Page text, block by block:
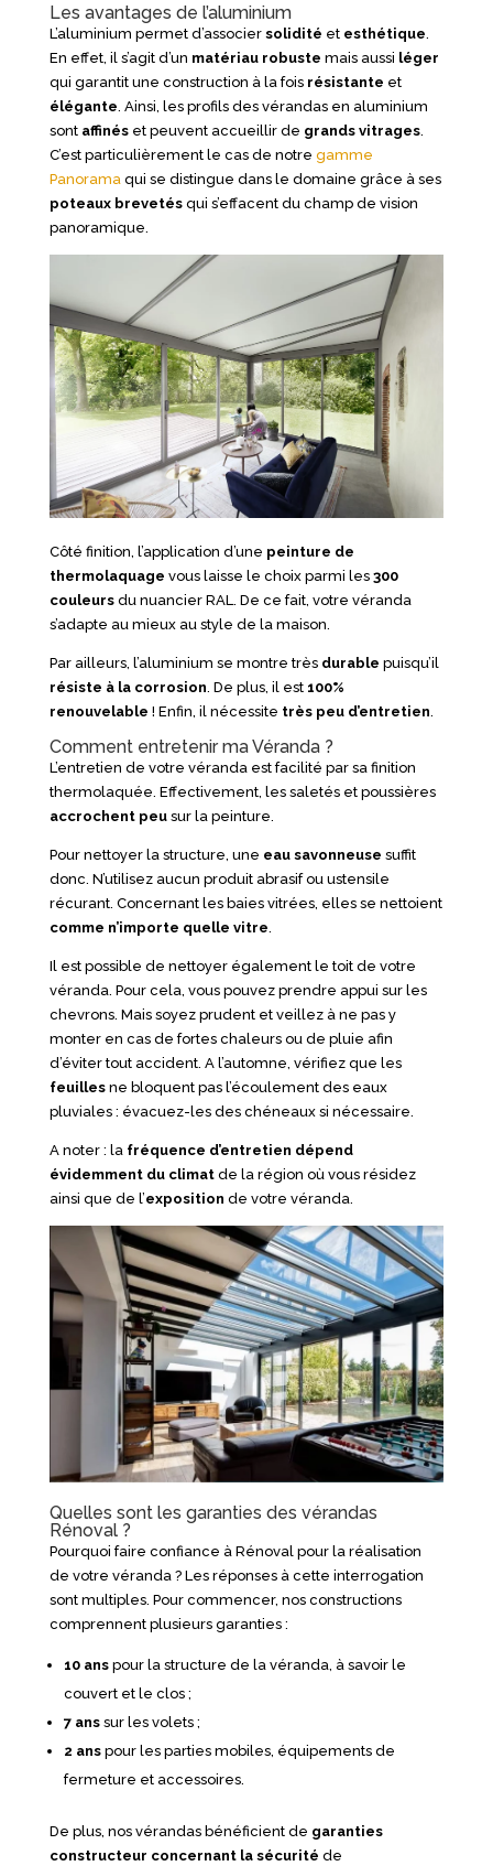
Les avantages de l’aluminium
L’aluminium permet d’associer solidité et esthétique
En effet, il s’agit d’un matériau robuste mais aussi léger
qui garantit une construction à la fois résistante et
élégante . Ainsi, les profils des vérandas en aluminium
sont affinéset peuvent accueillir de grands vitrages.
C’est particulièrement le cas de notre gamme
Panorama qui se distingue dans le domaine grâce à ses
poteaux brevetésqui s’effacent du champ de vision
panoramique.
Côté finition, l’application d’une peinture de
thermolaquage vous laisse le choix parmi les 300
couleursdu nuancier RAL. De ce fait, votre véranda
s’adapte au mieux au style de la maison.
Par ailleurs, l’aluminium se montre très durable puisqu’il
résiste à la corrosion . De plus, il est 100%
renouvelable ! Enfin, il nécessite très peu d’entretien
Comment entretenir ma Véranda ?
L’entretien de votre véranda est facilité par sa finition
thermolaquée. Effectivement, les saletés et poussières
accrochent peusur la peinture.
Pour nettoyer la structure, une eau savonneuse suffit
donc. N’utilisez aucun produit abrasif ou ustensile
récurant. Concernant les baies vitrées, elles se nettoient
comme n’importe quelle vitre
Il est possible de nettoyer également le toit de votre
véranda. Pour cela, vous pouvez prendre appui sur les
chevrons. Mais soyez prudent et veillez à ne pas y
monter en cas de fortes chaleurs ou de pluie afin
d’éviter tout accident. A l’automne, vérifiez que les
feuillesne bloquent pas l’écoulement des eaux
pluviales : évacuez-les des chéneaux si nécessaire.
A noter : la fréquence d’entretien dépend
évidemment du climatde la région où vous résidez
ainsi que de l’exposition de votre véranda.
Quelles sont les garanties des vérandas
Rénoval ?
Pourquoi faire confiance à Rénoval pour la réalisation
de votre véranda ? Les réponses à cette interrogation
sont multiples. Pour commencer, nos constructions
comprennent plusieurs garanties :
10 anspour la structure de la véranda, à savoir le
couvert et le clos ;
7 anssur les volets ;
2 anspour les parties mobiles, équipements de
fermeture et accessoires.
De plus, nos vérandas bénéficient de garanties
constructeur concernant la sécurité de